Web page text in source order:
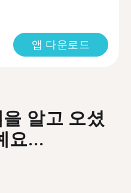
앱 다운로드
알고 오셨
요...